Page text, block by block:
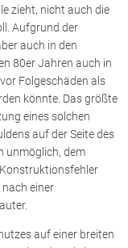
zieht, nicht auch die
Aufgrund der
auch in den
80er Jahren auch in
Folgeschäden als
könnte. Das größte
eines solchen
auf der Seite des
unmöglich, dem
einer
auf einer breiten